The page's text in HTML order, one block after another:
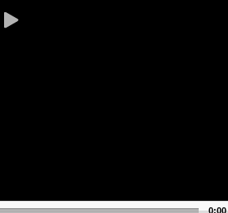
0:00